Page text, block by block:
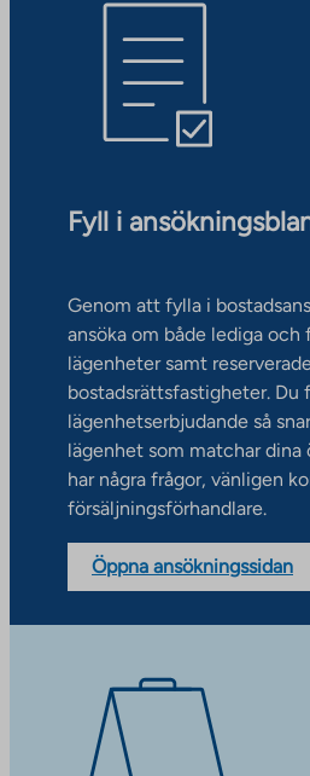
Fyll i
Genom att fylla i
ansöka om både lediga
lägenheter samt
bostadsrättsfastigheter. Du
lägenhetserbjudande så
lägenhet som matchar dina
har några frågor, vänligen
försäljningsförhandlare.
Öppna ansökningssidan